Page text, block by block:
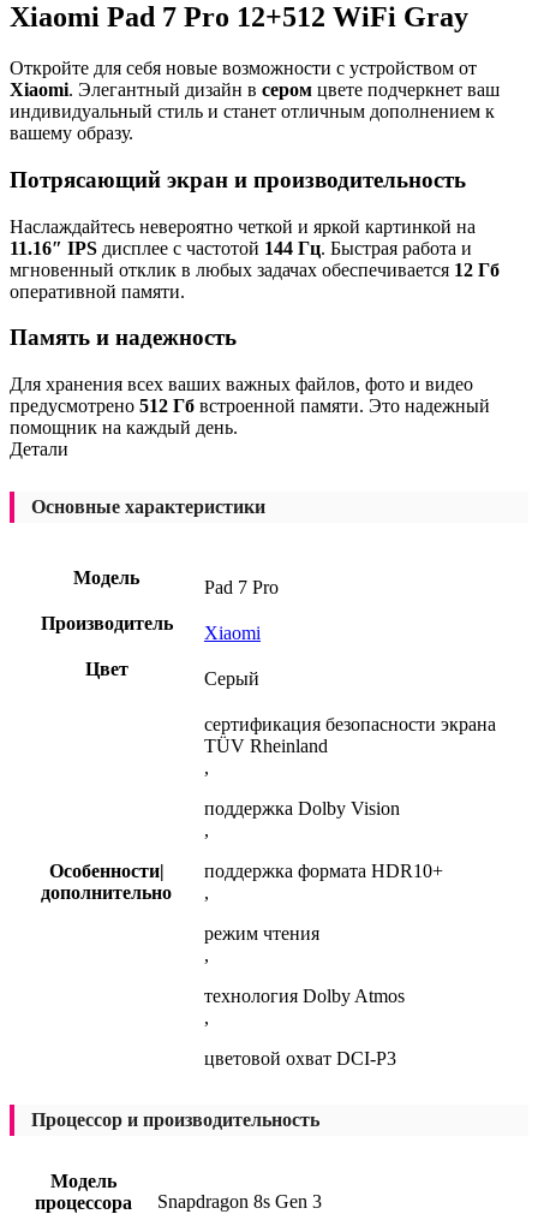
Xiaomi Pad 7 Pro 12+512 WiFi Gray
Откройте для себя новые возможности с устройством от
Xiaomi. Элегантный дизайн в сером цвете подчеркнет ваш
индивидуальный стиль и станет отличным дополнением к
вашему образу.
Потрясающий экран и производительность
Наслаждайтесь невероятно четкой и яркой картинкой на
11.16″ IPS дисплее с частотой 144 Гц. Быстрая работа и
мгновенный отклик в любых задачах обеспечивается 12 Гб
оперативной памяти.
Память и надежность
Для хранения всех ваших важных файлов, фото и видео
предусмотрено 512 Гб встроенной памяти. Это надежный
помощник на каждый день.
Детали
Основные характеристики
Модель
Pad 7 Pro
Производитель
Xiaomi
Цвет
Серый
Особенности|
дополнительно
cертификация безопасности экрана
TÜV Rheinland
,
поддержка Dolby Vision
,
поддержка формата HDR10+
,
режим чтения
,
технология Dolby Atmos
,
цветовой охват DCI-P3
Процессор и производительность
Модель
процессора
Snapdragon 8s Gen 3